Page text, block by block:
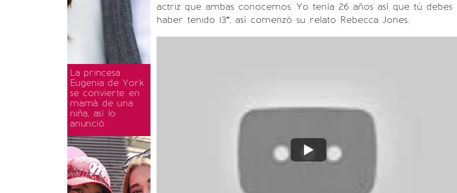
La princesa
Eugenia de York
se convierte en
mamá de una
niña, así lo
anunció
actriz que ambas conocemos. Yo tenía 26 años así que tú debes
haber tenido 13”, así comenzó su relato Rebecca Jones.